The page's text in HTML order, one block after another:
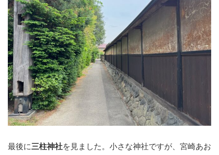
最後に三柱神社を見ました。小さな神社ですが、宮崎あお